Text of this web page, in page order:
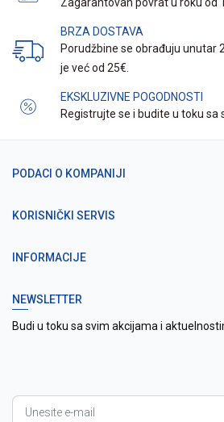
BRZA DOSTAVA
Porudžbine se obrađuju unutar
je već od 25€.
EKSKLUZIVNE POGODNOSTI
Registrujte se i budite u toku sa
PODACI O KOMPANIJI
KORISNIČKI SERVIS
INFORMACIJE
NEWSLETTER
Budi u toku sa svim akcijama i